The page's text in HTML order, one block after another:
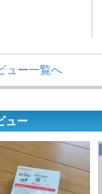
ュー一覧へ
ュー